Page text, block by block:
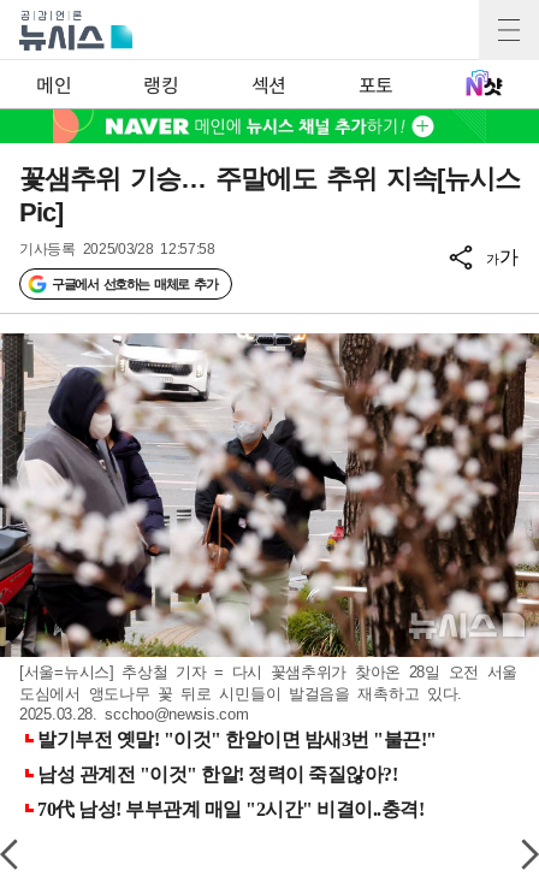
메인 랭킹 섹션 포토
꽃샘추위 기승… 주말에도 추위 지속[뉴시스
Pic]
기사등록 2025/03/28 12:57:58
구글에서 선호하는 매체로 추가
가가
[서울=뉴시스] 추상철 기자 = 다시 꽃샘추위가 찾아온 28일 오전 서울
도심에서 앵도나무 꽃 뒤로 시민들이 발걸음을 재촉하고 있다.
2025.03.28.scchoo@newsis.com